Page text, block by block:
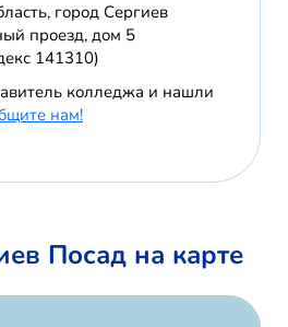
город Сергиев
проезд, дом 5
141310)
колледжа и нашли
нам!
Посад на карте